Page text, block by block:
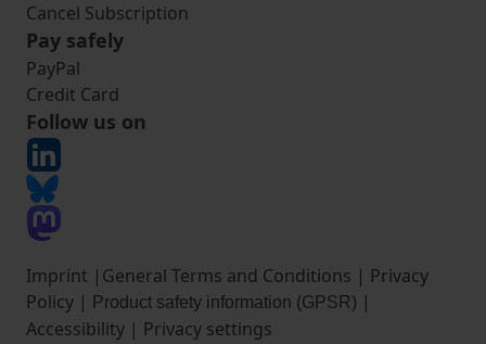
Cancel Subscription
Pay safely
PayPal
Credit Card
Follow us on
Imprint | General Terms and Conditions | Privacy
Policy | Product safety information (GPSR) |
Accessibility | Privacy settings